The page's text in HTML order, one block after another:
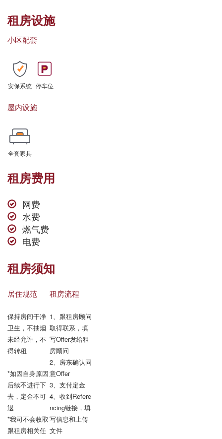
租房设施
小区配套
安保系统 停车位
屋内设施
全套家具
租房费用
网费
水费
燃气费
电费
租房须知
居住规范
保持房间干净
卫生，不抽烟
未经允许，不
得转租
*如因自身原因
后续不进行下
去，定金不可
退
*我司不会收取
跟租房相关任
租房流程
1、跟租房顾问
取得联系，填
写Offer发给租
房顾问
2、房东确认同
意Offer
3、支付定金
4、收到Refere
ncing链接，填
写信息和上传
文件